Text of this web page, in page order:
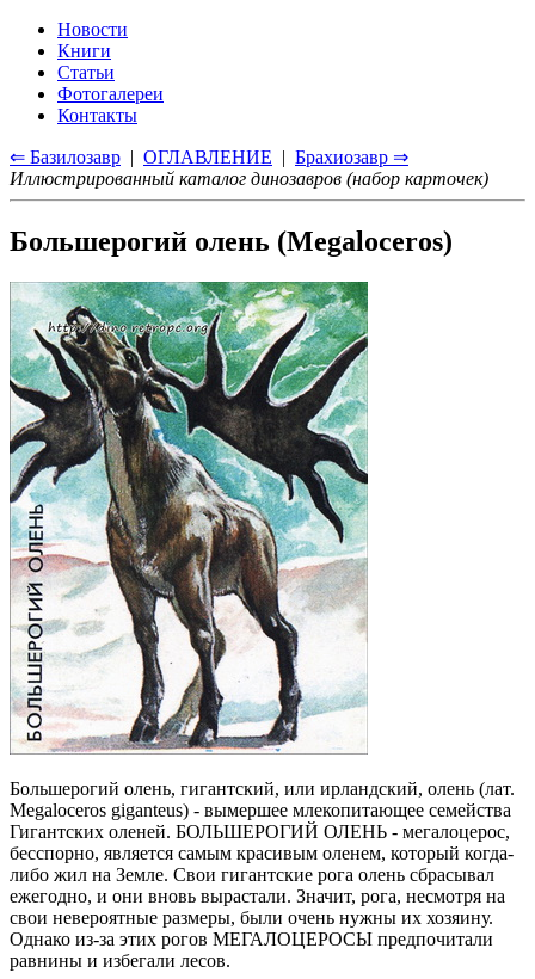
Новости
Книги
Статьи
Фотогалереи
Контакты
⇐ Базилозавр | ОГЛАВЛЕНИЕ | Брахиозавр ⇒
Иллюстрированный каталог динозавров (набор карточек)
Большерогий олень (Megaloceros)
Большерогий олень, гигантский, или ирландский, олень (лат.
Megaloceros giganteus) - вымершее млекопитающее семейства
Гигантских оленей. БОЛЬШЕРОГИЙ ОЛЕНЬ - мегалоцерос,
бесспорно, является самым красивым оленем, который когда-
либо жил на Земле. Свои гигантские рога олень сбрасывал
ежегодно, и они вновь вырастали. Значит, рога, несмотря на
свои невероятные размеры, были очень нужны их хозяину.
Однако из-за этих рогов МЕГАЛОЦЕРОСЫ предпочитали
равнины и избегали лесов.